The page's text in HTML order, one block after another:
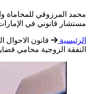
محمد المرزوقي للمحاماة
مستشار قانوني في
الرئيسية
قانون
النفقة الزوجية محامي